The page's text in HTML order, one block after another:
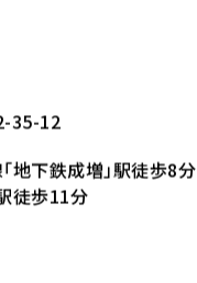
35-12
地下鉄成増」駅徒歩8分
徒歩11分